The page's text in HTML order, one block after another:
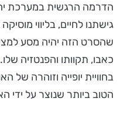
הדרמה הרגשית במערכת
גישתנו לחיים, בליווי
שהסרט הזה יהיה מסע
כאבו, תקוותו והפנטזיה
בחוויית יופייה וזוהרה של
הטוב ביותר שנוצר על ידי